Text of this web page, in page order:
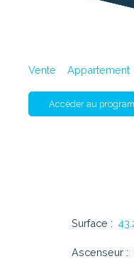
Vente Appartement
Accéder au
Surface :
Ascenseur :